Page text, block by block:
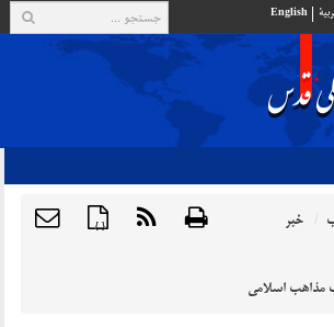
English
{ }
خبر
مذاهب اسلامی